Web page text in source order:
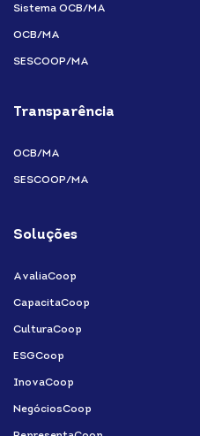
Sistema OCB/MA
OCB/MA
SESCOOP/MA
Transparência
OCB/MA
SESCOOP/MA
Soluções
AvaliaCoop
CapacitaCoop
CulturaCoop
ESGCoop
InovaCoop
NegóciosCoop